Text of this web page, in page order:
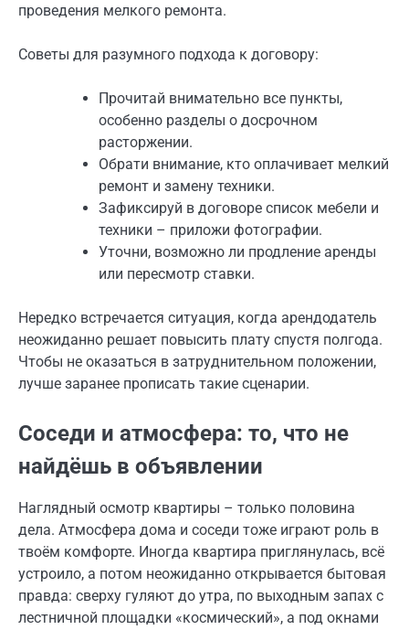
проведения мелкого ремонта.
Советы для разумного подхода к договору:
Прочитай внимательно все пункты,
особенно разделы о досрочном
расторжении.
Обрати внимание, кто оплачивает мелкий
ремонт и замену техники.
Зафиксируй в договоре список мебели и
техники – приложи фотографии.
Уточни, возможно ли продление аренды
или пересмотр ставки.
Нередко встречается ситуация, когда арендодатель
неожиданно решает повысить плату спустя полгода.
Чтобы не оказаться в затруднительном положении,
лучше заранее прописать такие сценарии.
Соседи и атмосфера: то, что не
найдёшь в объявлении
Наглядный осмотр квартиры – только половина
дела. Атмосфера дома и соседи тоже играют роль в
твоём комфорте. Иногда квартира приглянулась, всё
устроило, а потом неожиданно открывается бытовая
правда: сверху гуляют до утра, по выходным запах с
лестничной площадки «космический», а под окнами